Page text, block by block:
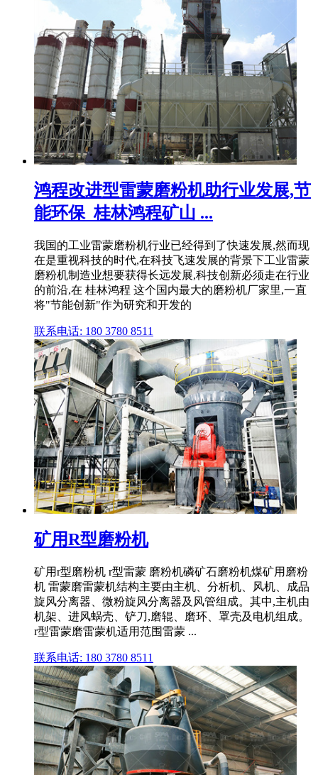
鸿程改进型雷蒙磨粉机助行业发展,节
能环保_桂林鸿程矿山 ...
我国的工业雷蒙磨粉机行业已经得到了快速发展,然而现
在是重视科技的时代,在科技飞速发展的背景下工业雷蒙
磨粉机制造业想要获得长远发展,科技创新必须走在行业
的前沿,在 桂林鸿程 这个国内最大的磨粉机厂家里,一直
将"节能创新"作为研究和开发的
联系电话: 180 3780 8511
矿用R型磨粉机
矿用r型磨粉机 r型雷蒙 磨粉机磷矿石磨粉机煤矿用磨粉
机 雷蒙磨雷蒙机结构主要由主机、分析机、风机、成品
旋风分离器、微粉旋风分离器及风管组成。其中,主机由
机架、进风蜗壳、铲刀,磨辊、磨环、罩壳及电机组成。
r型雷蒙磨雷蒙机适用范围雷蒙 ...
联系电话: 180 3780 8511